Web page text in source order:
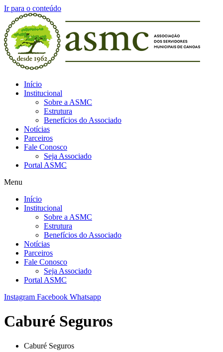
Ir para o conteúdo
Início
Institucional
Sobre a ASMC
Estrutura
Benefícios do Associado
Notícias
Parceiros
Fale Conosco
Seja Associado
Portal ASMC
Menu
Início
Institucional
Sobre a ASMC
Estrutura
Benefícios do Associado
Notícias
Parceiros
Fale Conosco
Seja Associado
Portal ASMC
Instagram Facebook Whatsapp
Caburé Seguros
Caburé Seguros